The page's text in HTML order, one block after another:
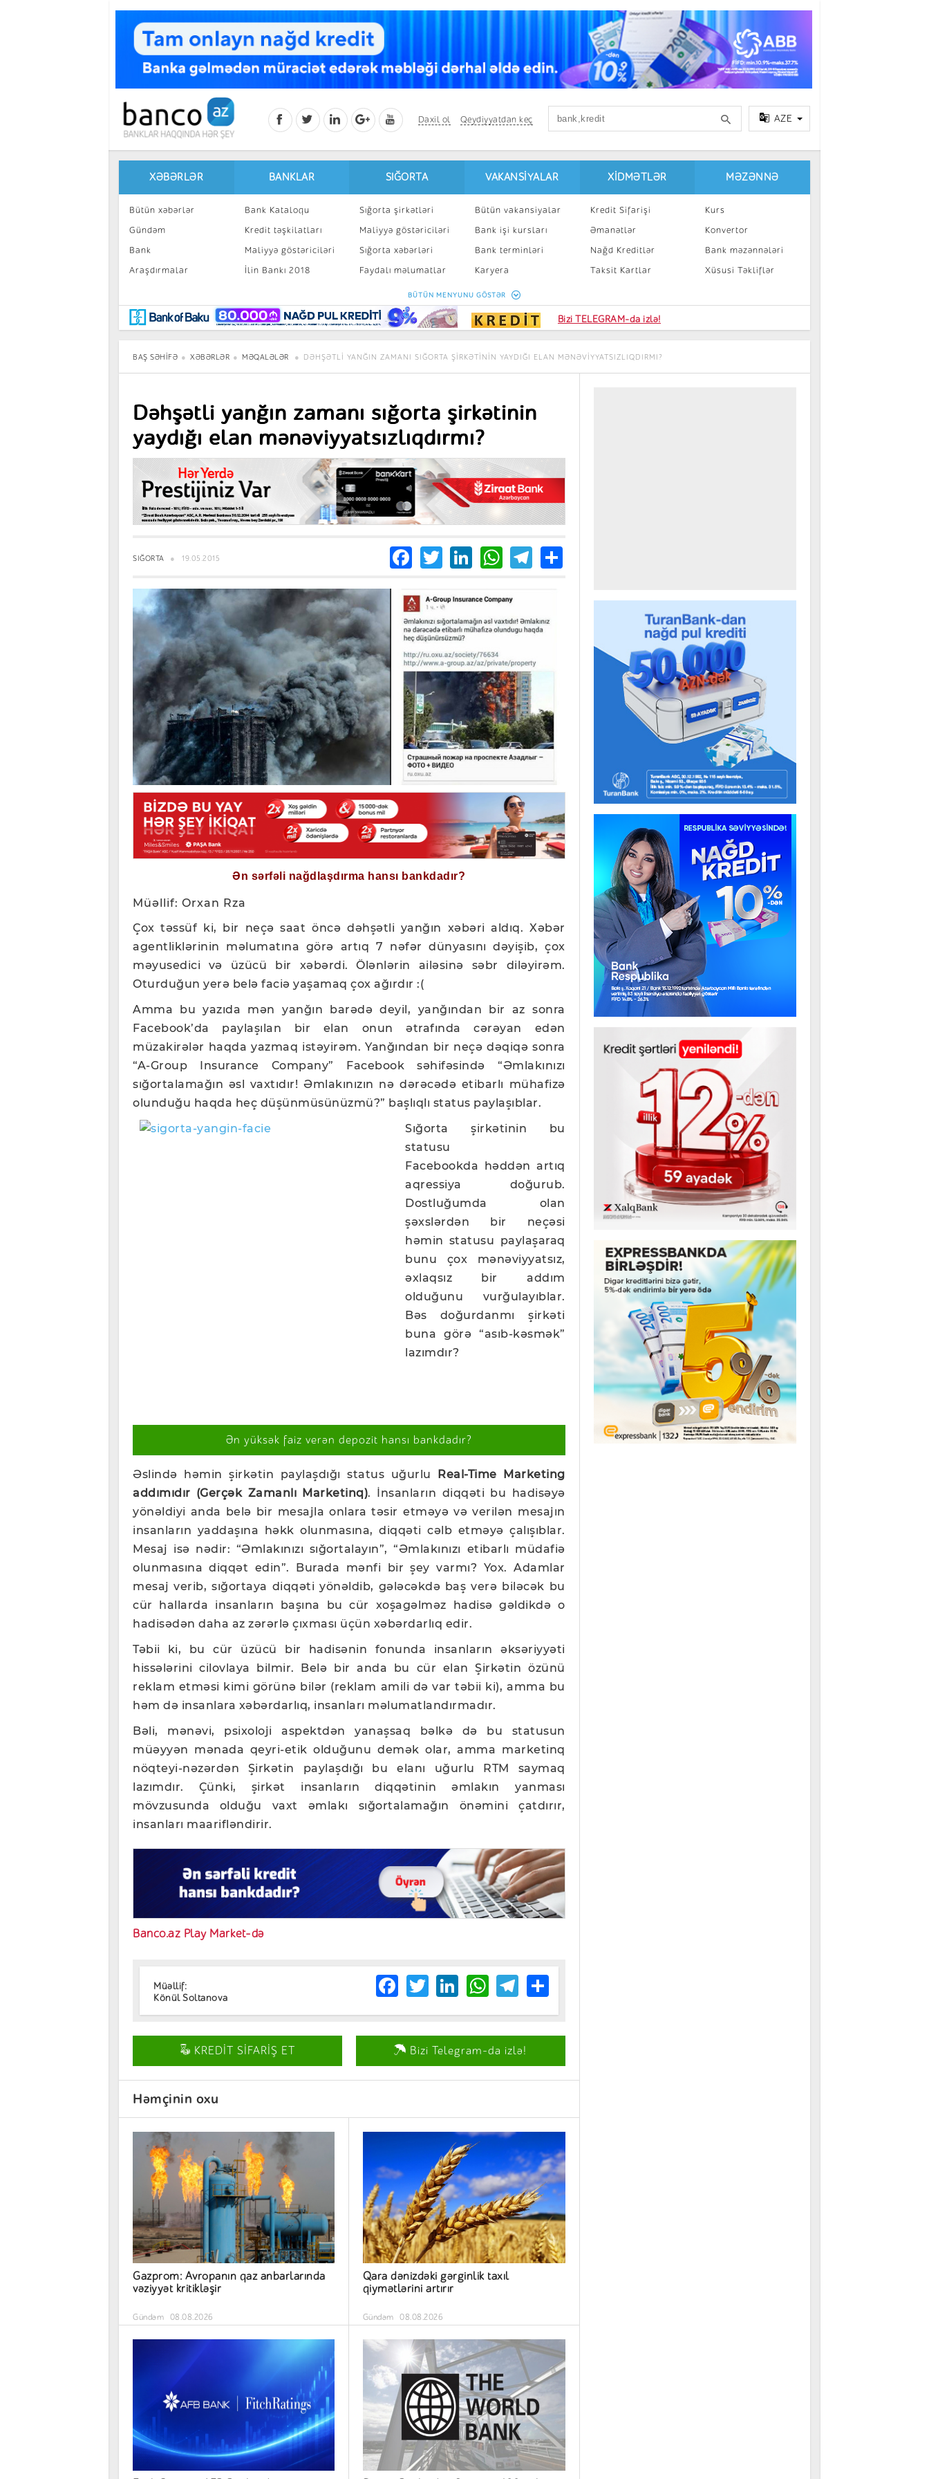
Daxil ol Qeydiyyatdan keç AZE
XƏBƏRLƏR
Bütün xəbərlər
Gündəm
Bank
Araşdırmalar
Maraqlı
BancoTV
Müsahibə
BANKLAR
Bank Kataloqu
Kredit təşkilatları
Maliyyə göstəriciləri
İlin Bankı 2018
SIĞORTA
Sığorta şirkətləri
Maliyyə göstəriciləri
Sığorta xəbərləri
Faydalı məlumatlar
Sığorta kalkulyatoru
VAKANSIYALAR
Bütün vakansiyalar
Bank işi kursları
Bank terminləri
Karyera
Peşakar inkişaf
XIDMƏTLƏR
Kredit Sifarişi
Əmanətlər
Nağd Kreditlər
Taksit Kartlar
Kart sifarişi
MƏZƏNNƏ
Kurs
Konvertor
Bank məzənnələri
Xüsusi Təkliflər
BÜTÜN MENYUNU GÖSTƏR
Bizi TELEGRAM-da izlə!
BAŞ SƏHIFƏ XƏBƏRLƏR MƏQALƏLƏR DƏHŞƏTLI YANĞIN ZAMANI SIĞORTA ŞIRKƏTININ YAYDIĞI ELAN MƏNƏVIYYATSIZLIQDIRMI?
Dəhşətli yanğın zamanı sığorta şirkətinin
yaydığı elan mənəviyyatsızlıqdırmı?
SIĞORTA 19.05.2015 Facebook
TwitterLinkedIn
WhatsApp
Telegram
Share
Ən sərfəli nağdlaşdırma hansı bankdadır?
Müəllif: Orxan Rza
Çox təssüf ki, bir neçə saat öncə dəhşətli yanğın xəbəri aldıq. Xəbər
agentliklərinin məlumatına görə artıq 7 nəfər dünyasını dəyişib, çox
məyusedici və üzücü bir xəbərdi. Ölənlərin ailəsinə səbr diləyirəm.
Oturduğun yerə belə faciə yaşamaq çox ağırdır :(
Amma bu yazıda mən yanğın barədə deyil, yanğından bir az sonra
Facebook’da paylaşılan bir elan onun ətrafında cərəyan edən
müzakirələr haqda yazmaq istəyirəm. Yanğından bir neçə dəqiqə sonra
“A-Group Insurance Company” Facebook səhifəsində “Əmlakınızı
sığortalamağın əsl vaxtıdır! Əmlakınızın nə dərəcədə etibarlı mühafizə
olunduğu haqda heç düşünmüsünüzmü?” başlıqlı status paylaşıblar.
Sığorta şirkətinin bu
statusu
Facebookda həddən artıq
aqressiya doğurub.
Dostluğumda olan
şəxslərdən bir neçəsi
həmin statusu paylaşaraq
bunu çox mənəviyyatsız,
əxlaqsız bir addım
olduğunu vurğulayıblar.
Bəs doğurdanmı şirkəti
buna görə “asıb-kəsmək”
lazımdır?
Ən yüksək faiz verən depozit hansı bankdadır?
Əslində həmin şirkətin paylaşdığı status uğurlu Real-Time Marketing
addımıdır (Gerçək Zamanlı Marketinq). İnsanların diqqəti bu hadisəyə
yönəldiyi anda belə bir mesajla onlara təsir etməyə və verilən mesajın
insanların yaddaşına həkk olunmasına, diqqəti cəlb etməyə çalışıblar.
Mesaj isə nədir: “Əmlakınızı sığortalayın”, “Əmlakınızı etibarlı müdafiə
olunmasına diqqət edin”. Burada mənfi bir şey varmı? Yox. Adamlar
mesaj verib, sığortaya diqqəti yönəldib, gələcəkdə baş verə biləcək bu
cür hallarda insanların başına bu cür xoşagəlməz hadisə gəldikdə o
hadisədən daha az zərərlə çıxması üçün xəbərdarlıq edir.
Təbii ki, bu cür üzücü bir hadisənin fonunda insanların əksəriyyəti
hissələrini cilovlaya bilmir. Belə bir anda bu cür elan Şirkətin özünü
reklam etməsi kimi görünə bilər (reklam amili də var təbii ki), amma bu
həm də insanlara xəbərdarlıq, insanları məlumatlandırmadır.
Bəli, mənəvi, psixoloji aspektdən yanaşsaq bəlkə də bu statusun
müəyyən mənada qeyri-etik olduğunu demək olar, amma marketinq
nöqteyi-nəzərdən Şirkətin paylaşdığı bu elanı uğurlu RTM saymaq
lazımdır. Çünki, şirkət insanların diqqətinin əmlakın yanması
mövzusunda olduğu vaxt əmlakı sığortalamağın önəmini çatdırır,
insanları maarifləndirir.
Banco.az Play Market-də
Müəllif:
Könül Soltanova
Facebook
TwitterLinkedIn
WhatsApp
Telegram
Share
KREDİT SİFARİŞ ET Bizi Telegram-da izlə!
Həmçinin oxu
Gazprom: Avropanın qaz anbarlarında
vəziyyət kritikləşir
Gündəm 08.08.2026
Qara dənizdəki gərginlik taxıl
qiymətlərini artırır
Gündəm 08.08.2026